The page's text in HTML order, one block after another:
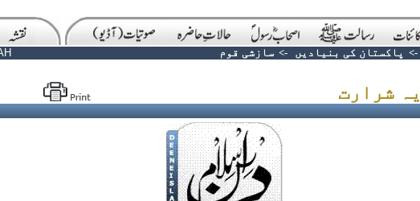
-> پاکستان کی بنیادیں -> سازشی قوم